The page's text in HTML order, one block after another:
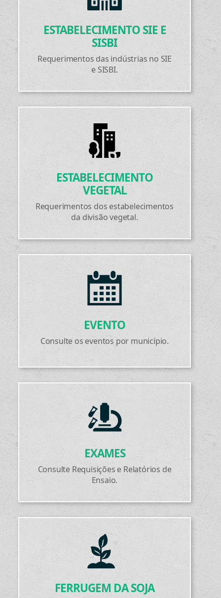
ESTABELECIMENTO SIE E
SISBI
Requerimentos das indústrias no SIE
e SISBI.
ESTABELECIMENTO
VEGETAL
Requerimentos dos estabelecimentos
da divisão vegetal.
EVENTO
Consulte os eventos por município.
EXAMES
Consulte Requisições e Relatórios de
Ensaio.
FERRUGEM DA SOJA